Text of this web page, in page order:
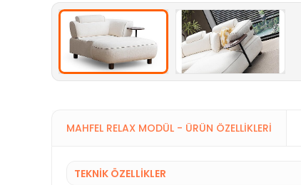
MAHFEL RELAX MODÜL - ÜRÜN ÖZELLIKLERI
TEKNİK ÖZELLİKLER